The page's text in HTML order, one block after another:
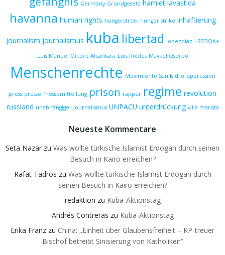
Germany Grundgesetz hamlet lavastida
havanna human rights hungerstreik hunger strike inhaftierung
journalism journalismus kuba libertad lopezdiaz LSBTIQA+
Luis Manuel Ortero Alcantara Luis Robles Maykel Osorbo
Menschenrechte Movimiento San Isidro oppression
press presse Pressemitteilung prison rapper regime revolution
russland unabhängiger journalismus UNPACU unterdrückung villa marista
Neueste Kommentare
Seta Nazar zu Was wollte türkische Islamist Erdogan durch seinen
Besuch in Kairo erreichen?
Rafat Tadros zu Was wollte türkische Islamist Erdogan durch
seinen Besuch in Kairo erreichen?
redaktion zu Kuba-Aktionstag
Andrés Contreras zu Kuba-Aktionstag
Erika Franz zu China: „Einheit über Glaubensfreiheit – KP-treuer
Bischof betreibt Sinisierung von Katholiken“